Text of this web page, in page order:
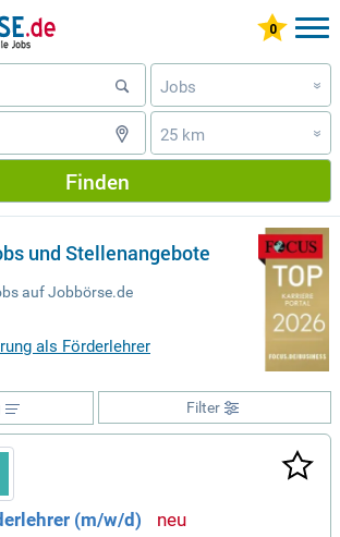
Jobs »
25 km »
Finden
und Stellenangebote
auf Jobbörse.de
als Förderlehrer
Filter
(m/w/d)